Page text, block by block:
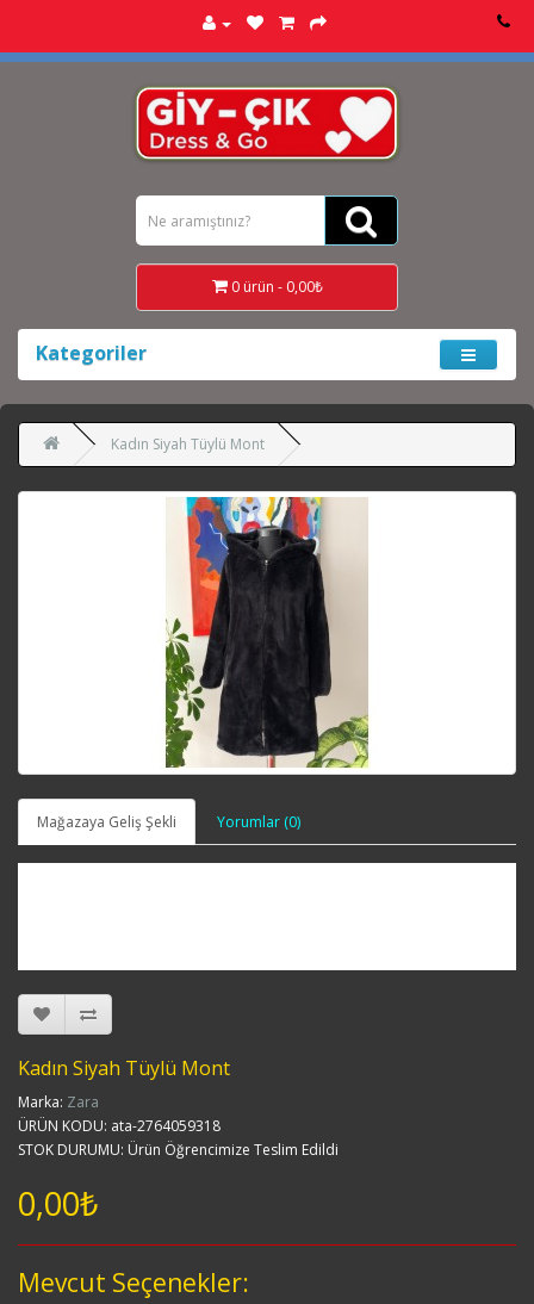
0 ürün - 0,00₺
Kategoriler
Kadın Siyah Tüylü Mont
Mağazaya Geliş Şekli Yorumlar (0)
Kadın Siyah Tüylü Mont
Marka: Zara
ÜRÜN KODU: ata-2764059318
STOK DURUMU: Ürün Öğrencimize Teslim Edildi
0,00₺
Mevcut Seçenekler: